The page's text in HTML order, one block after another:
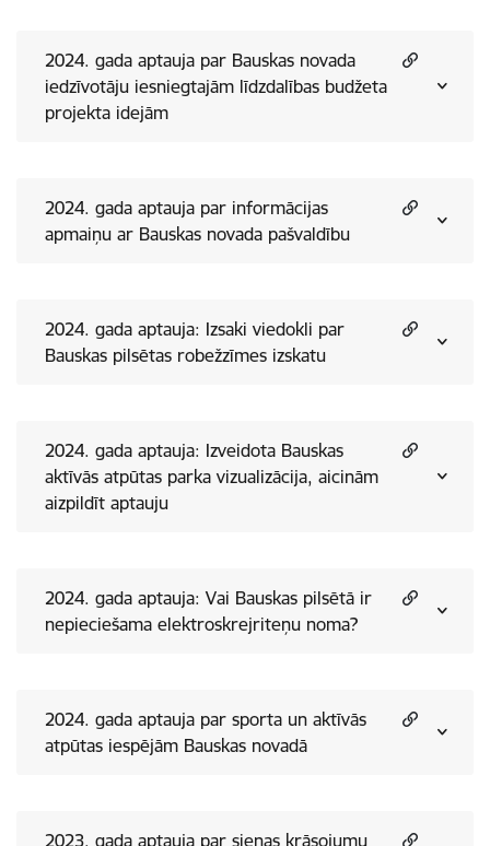
2024. gada aptauja par Bauskas novada
iedzīvotāju iesniegtajām līdzdalības budžeta
projekta idejām
2024. gada aptauja par informācijas
apmaiņu ar Bauskas novada pašvaldību
2024. gada aptauja: Izsaki viedokli par
Bauskas pilsētas robežzīmes izskatu
2024. gada aptauja: Izveidota Bauskas
aktīvās atpūtas parka vizualizācija, aicinām
aizpildīt aptauju
2024. gada aptauja: Vai Bauskas pilsētā ir
nepieciešama elektroskrejriteņu noma?
2024. gada aptauja par sporta un aktīvās
atpūtas iespējām Bauskas novadā
2023. gada aptauja par sienas krāsojumu